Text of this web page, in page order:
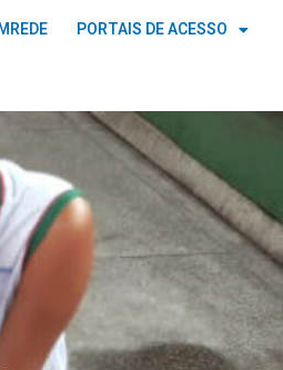
PORTAIS DE ACESSO